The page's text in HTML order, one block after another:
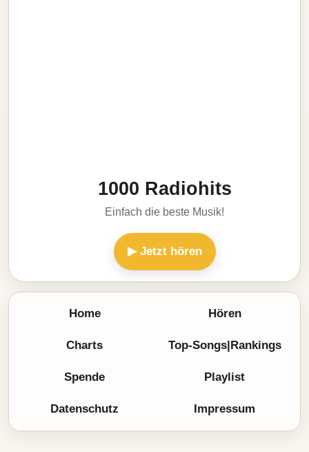
1000 Radiohits
Einfach die beste Musik!
▶ Jetzt hören
Home Hören
Charts Top-Songs|Rankings
Spende Playlist
Datenschutz Impressum